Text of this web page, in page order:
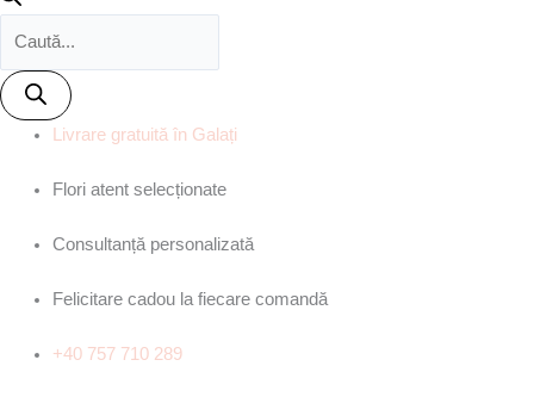
Livrare gratuită în Galați
Flori atent selecționate
Consultanță personalizată
Felicitare cadou la fiecare comandă
+40 757 710 289